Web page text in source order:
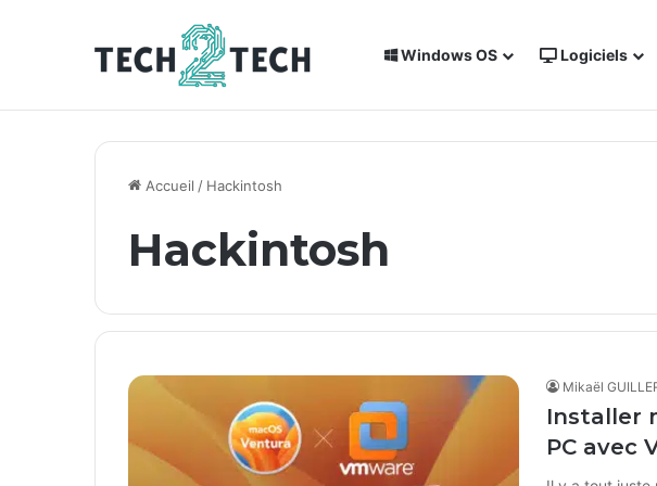
Windows OS Logiciels
Breaking News Installation de Home Assistant sur un NAS Synology
Accueil / Hackintosh
Hackintosh
Mikaël
Installer
PC avec